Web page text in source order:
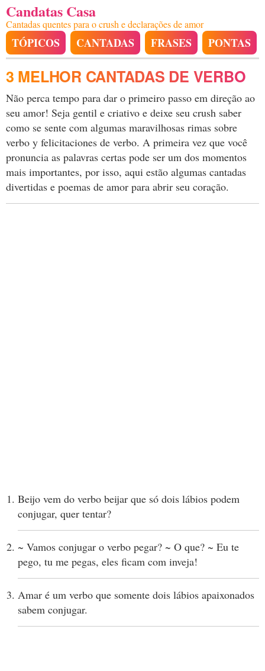
Candatas Casa
Cantadas quentes para o crush e declarações de amor
TÓPICOS CANTADAS FRASES PONTAS
3 MELHOR CANTADAS DE VERBO
Não perca tempo para dar o primeiro passo em direção ao
seu amor! Seja gentil e criativo e deixe seu crush saber
como se sente com algumas maravilhosas rimas sobre
verbo y felicitaciones de verbo. A primeira vez que você
pronuncia as palavras certas pode ser um dos momentos
mais importantes, por isso, aqui estão algumas cantadas
divertidas e poemas de amor para abrir seu coração.
Beijo vem do verbo beijar que só dois lábios podem
conjugar, quer tentar?
~ Vamos conjugar o verbo pegar? ~ O que? ~ Eu te
pego, tu me pegas, eles ficam com inveja!
Amar é um verbo que somente dois lábios apaixonados
sabem conjugar.